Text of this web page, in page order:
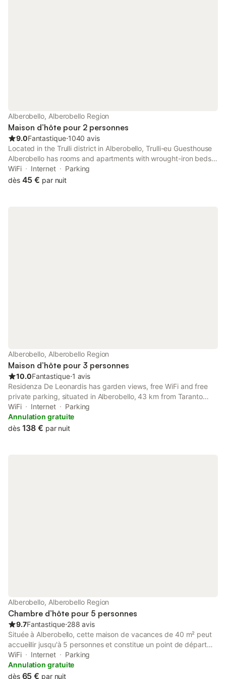
Alberobello, Alberobello Region
Maison d’hôte pour 2 personnes
9.0Fantastique⋅1040 avis
Located in the Trulli district in Alberobello, Trulli-eu Guesthouse
Alberobello has rooms and apartments with wrought-iron beds,
air conditioning and exposed stone walls. It features a garden
with BBQ facilities, free WiFi and a terrace.
WiFi Internet
Parking
dès 45 € par nuit
Alberobello, Alberobello Region
Maison d’hôte pour 3 personnes
10.0Fantastique⋅1 avis
Residenza De Leonardis has garden views, free WiFi and free
private parking, situated in Alberobello, 43 km from Taranto
Cathedral. Featuring a garden, the property is located within 44
km of Castello Aragonese.
WiFi Internet
Parking
Annulation gratuite
dès 138 € par nuit
Alberobello, Alberobello Region
Chambre d’hôte pour 5 personnes
9.7Fantastique⋅288 avis
Située à Alberobello, cette maison de vacances de 40 m² peut
accueillir jusqu'à 5 personnes et constitue un point de départ
pour découvrir la ville. La propriété se trouve à 300 m du
centre-ville et à 500 m de la gare, offrant un accès aux
transports en commun et aux sites d'intérêt locaux.
WiFi Internet
Parking
Annulation gratuite
dès 65 € par nuit